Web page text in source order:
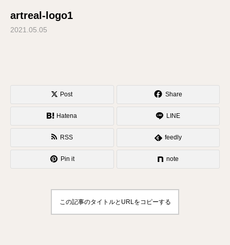
artreal-logo1
2021.05.05
Post Share
Hatena LINE
RSS feedly
Pin it note
この記事のタイトルとURLをコピーする